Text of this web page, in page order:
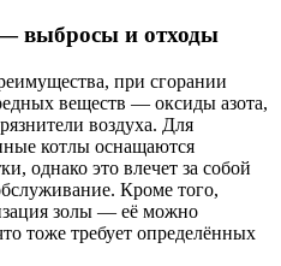
выбросы и отходы
при сгорании
веществ — оксиды азота,
воздуха. Для
котлы оснащаются
однако это влечет за собой
Кроме того,
золы — её можно
тоже требует определённых